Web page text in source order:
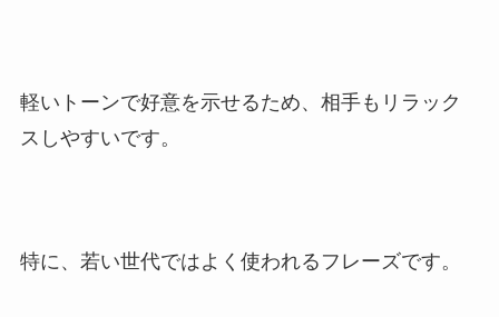
軽いトーンで好意を示せるため、相手もリラック
スしやすいです。
特に、若い世代ではよく使われるフレーズです。